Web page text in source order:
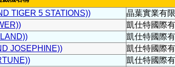
TIGER 5 STATIONS)) 晶葉實業有
凱仕特國際
凱仕特國際
JOSEPHINE)) 凱仕特國際
凱仕特國際